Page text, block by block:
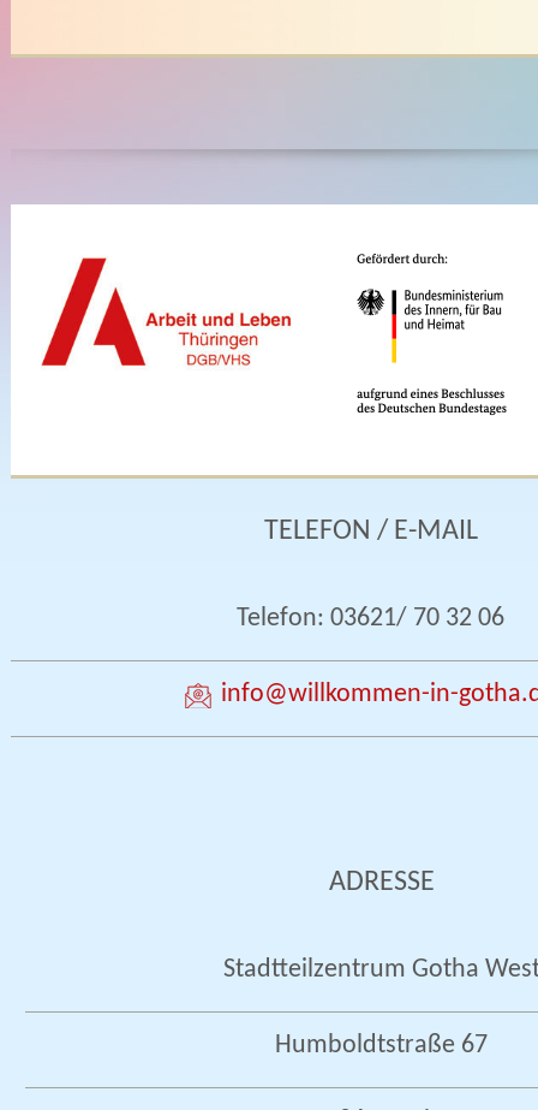
TELEFON / E-MAIL
Telefon: 03621/ 70 32 06
info@willkommen-in-
ADRESSE
Stadtteilzentrum Gotha
Humboldtstraße 67